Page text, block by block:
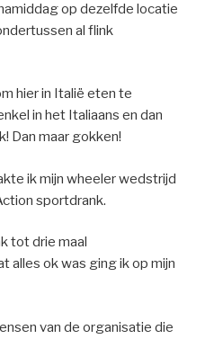
op dezelfde locatie
al flink
hier in Italië eten te
in het Italiaans en dan
Dan maar gokken!
ik mijn wheeler wedstrijd
sportdrank.
tot drie maal
alles ok was ging ik op mijn
van de organisatie die